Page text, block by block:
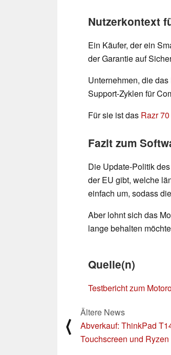
Nutzerkontext
Ein Käufer, der ein
der Garantie auf
Unternehmen, die
Support-Zyklen für
Für sie ist das Razr 70
Fazit zum
Die Update-Politik
der EU gibt, welche
einfach um, sodass
Aber lohnt sich das
lange behalten
Quelle(n)
Testbericht zum
⟨
Ältere News
Abverkauf: ThinkPad
Touchscreen und